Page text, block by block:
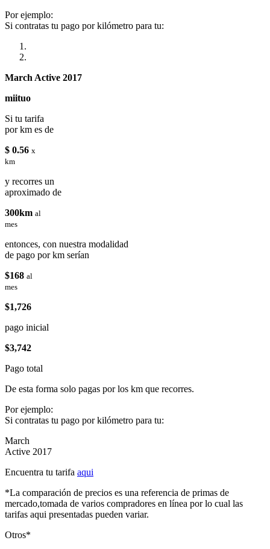
Por ejemplo:
Si contratas tu pago por kilómetro para tu:
March Active 2017
miituo
Si tu tarifa
por km es de
$ 0.56 x
km
y recorres un
aproximado de
300km al
mes
entonces, con nuestra modalidad
de pago por km serían
$168 al
mes
$1,726
pago inicial
$3,742
Pago total
De esta forma solo pagas por los km que recorres.
Por ejemplo:
Si contratas tu pago por kilómetro para tu:
March
Active 2017
Encuentra tu tarifa aqui
*La comparación de precios es una referencia de primas de
mercado,tomada de varios compradores en línea por lo cual las
tarifas aqui presentadas pueden variar.
Otros*